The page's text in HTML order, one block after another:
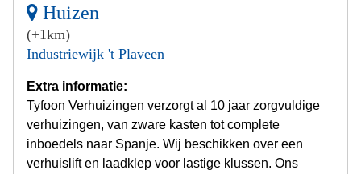
Huizen
(+1km)
Industriewijk 't Plaveen
Extra informatie:
Tyfoon Verhuizingen verzorgt al 10 jaar zorgvuldige
verhuizingen, van zware kasten tot complete
inboedels naar Spanje. Wij beschikken over een
verhuislift en laadklep voor lastige klussen. Ons